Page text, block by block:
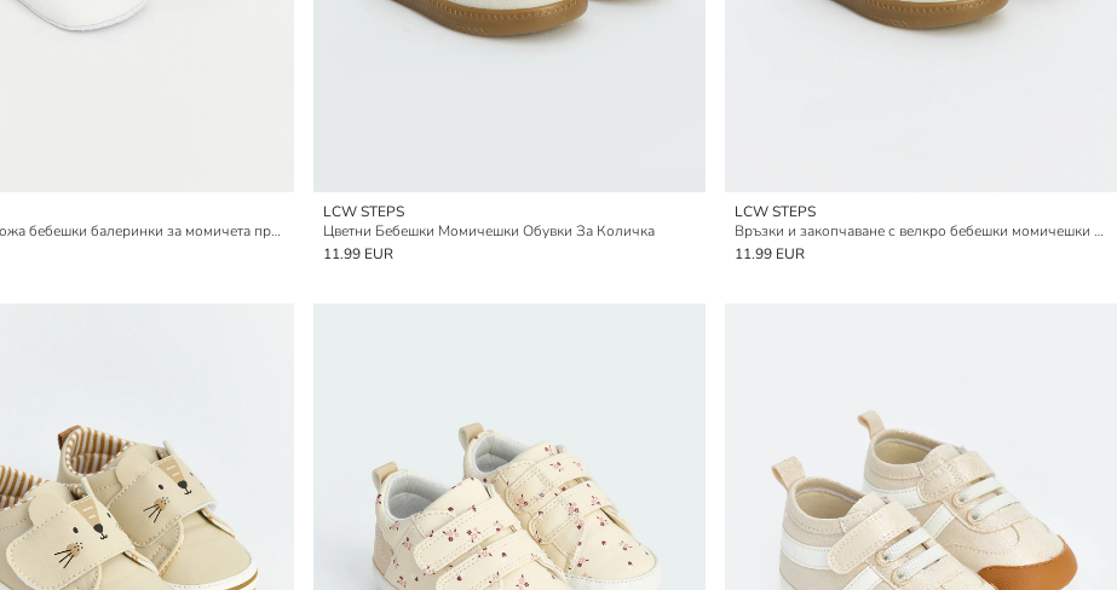
Изкуствена кожа бебешки балеринки за момичета преди прохождане
LCW STEPS
Цветни Бебешки Момичешки Обувки За Количка
11.99 EUR
LCW STEPS
Връзки и закопчаване с велкро бебешки момичешки обувки за детска количка
11.99 EUR